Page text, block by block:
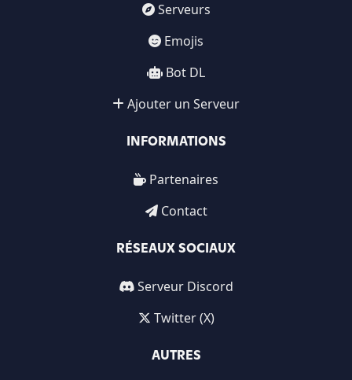
Serveurs
Emojis
Bot DL
Ajouter un Serveur
INFORMATIONS
Partenaires
Contact
RÉSEAUX SOCIAUX
Serveur Discord
Twitter (X)
AUTRES